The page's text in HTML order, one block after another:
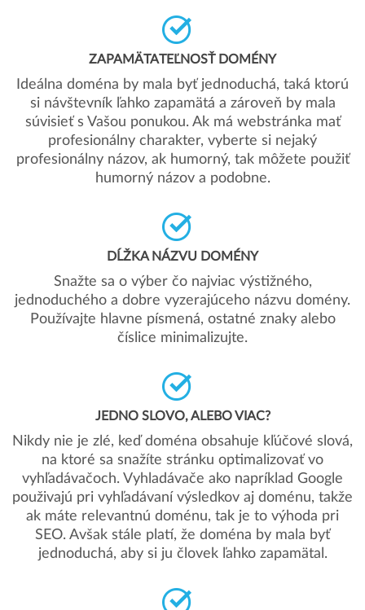
ZAPAMÄTATEĽNOSŤ DOMÉNY
Ideálna doména by mala byť jednoduchá, taká ktorú
si návštevník ľahko zapamätá a zároveň by mala
súvisieť s Vašou ponukou. Ak má webstránka mať
profesionálny charakter, vyberte si nejaký
profesionálny názov, ak humorný, tak môžete použiť
humorný názov a podobne.
DĹŽKA NÁZVU DOMÉNY
Snažte sa o výber čo najviac výstižného,
jednoduchého a dobre vyzerajúceho názvu domény.
Používajte hlavne písmená, ostatné znaky alebo
číslice minimalizujte.
JEDNO SLOVO, ALEBO VIAC?
Nikdy nie je zlé, keď doména obsahuje kľúčové slová,
na ktoré sa snažíte stránku optimalizovať vo
vyhľadávačoch. Vyhladávače ako napríklad Google
použivajú pri vyhľadávaní výsledkov aj doménu, takže
ak máte relevantnú doménu, tak je to výhoda pri
SEO. Avšak stále platí, že doména by mala byť
jednoduchá, aby si ju človek ľahko zapamätal.